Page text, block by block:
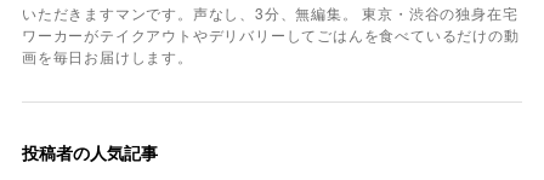
いただきますマンです。声なし、3分、無編集。 東京・渋谷の独身在宅
ワーカーがテイクアウトやデリバリーしてごはんを食べているだけの動
画を毎日お届けします。
投稿者の人気記事